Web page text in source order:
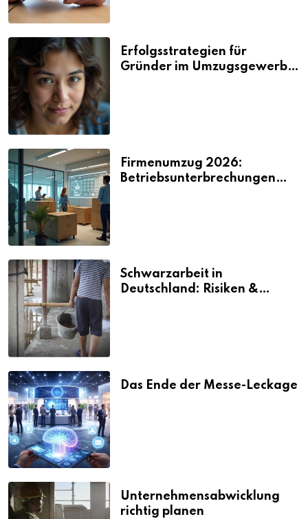
Erfolgsstrategien für
Gründer im Umzugsgewerbe
Firmenumzug 2026:
Betriebsunterbrechungen
Schwarzarbeit in
Deutschland: Risiken &
Das Ende der Messe-Leckage
Unternehmensabwicklung
richtig planen